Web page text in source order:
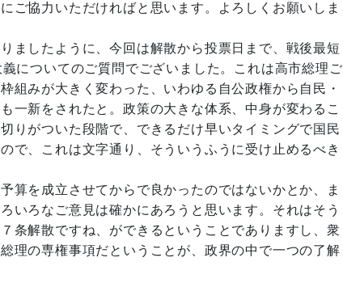
ご協力いただければと思います。よろしくお願いしま
ましたように、今回は解散から投票日まで、戦後最短
についてのご質問でございました。これは高市総理ご
組みが大きく変わった、いわゆる自公政権から自民・
一新をされたと。政策の大きな体系、中身が変わるこ
りがついた段階で、できるだけ早いタイミングで国民
で、これは文字通り、そういうふうに受け止めるべき
を成立させてからで良かったのではないかとか、ま
いろなご意見は確かにあろうと思います。それはそう
条解散ですね、ができるということでありますし、衆
理の専権事項だということが、政界の中で一つの了解